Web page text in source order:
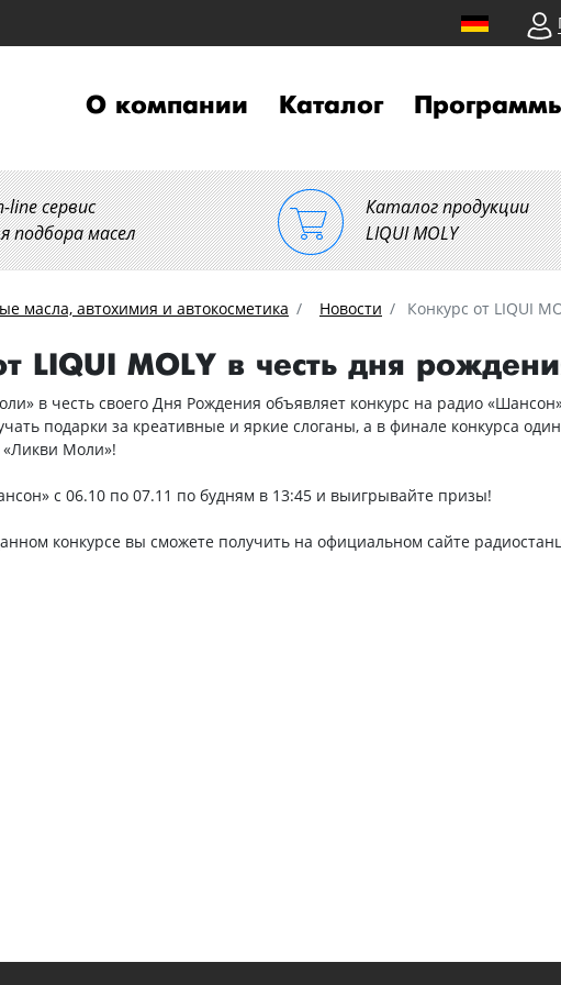
О компании Каталог
line сервис
подбора масел
Каталог продукции
LIQUI MOLY
масла, автохимия и автокосметика Новости Конкурс от LIQUI
LIQUI MOLY в честь дня
в честь своего Дня Рождения объявляет конкурс на радио
подарки за креативные и яркие слоганы, а в финале конкурса
Моли»!
с 06.10 по 07.11 по будням в 13:45 и выигрывайте призы!
конкурсе вы сможете получить на официальном сайте